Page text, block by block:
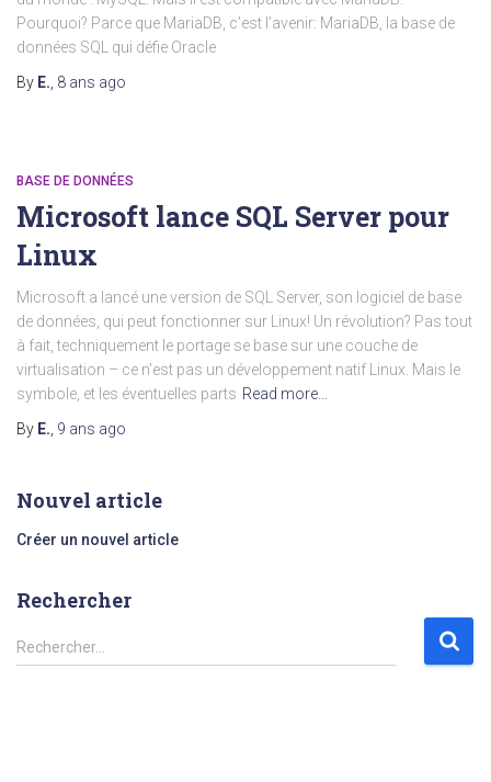
Pourquoi? Parce que MariaDB, c’est l’avenir: MariaDB, la base de
données SQL qui défie Oracle
By E., 8 ans ago
BASE DE DONNÉES
Microsoft lance SQL Server pour
Linux
Microsoft a lancé une version de SQL Server, son logiciel de base
de données, qui peut fonctionner sur Linux! Un révolution? Pas tout
à fait, techniquement le portage se base sur une couche de
virtualisation – ce n’est pas un développement natif Linux. Mais le
symbole, et les éventuelles parts Read more…
By E., 9 ans ago
Nouvel article
Créer un nouvel article
Rechercher
R
e
Rechercher…